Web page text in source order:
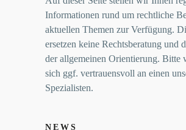
Informationen rund um rechtliche
aktuellen Themen zur Verfügung.
ersetzen keine Rechtsberatung und
der allgemeinen Orientierung. Bitte
sich ggf. vertrauensvoll an einen
Spezialisten.
NEWS